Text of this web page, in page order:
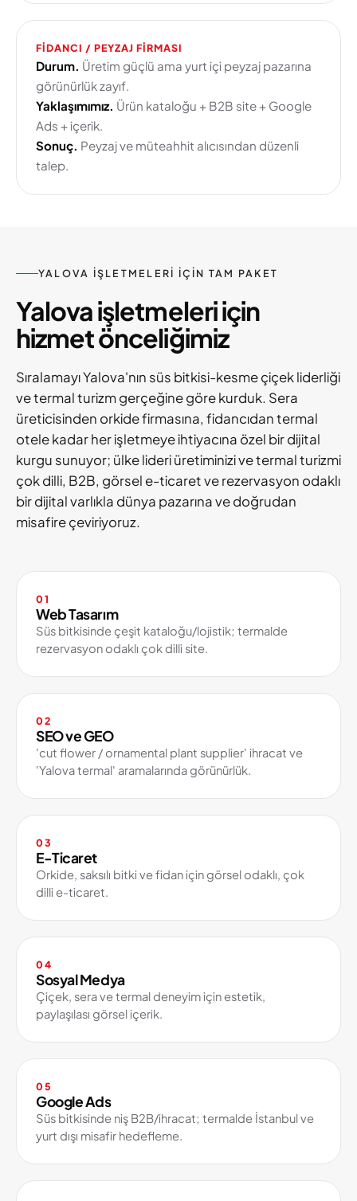
FIDANCI / PEYZAJ FIRMASI
Durum. Üretim güçlü ama yurt içi peyzaj pazarına
görünürlük zayıf.
Yaklaşımımız. Ürün kataloğu + B2B site + Google
Ads + içerik.
Sonuç. Peyzaj ve müteahhit alıcısından düzenli
talep.
YALOVA IŞLETMELERI IÇIN TAM PAKET
Yalova işletmeleri için
hizmet önceliğimiz
Sıralamayı Yalova'nın süs bitkisi-kesme çiçek liderliği
ve termal turizm gerçeğine göre kurduk. Sera
üreticisinden orkide firmasına, fidancıdan termal
otele kadar her işletmeye ihtiyacına özel bir dijital
kurgu sunuyor; ülke lideri üretiminizi ve termal turizmi
çok dilli, B2B, görsel e-ticaret ve rezervasyon odaklı
bir dijital varlıkla dünya pazarına ve doğrudan
misafire çeviriyoruz.
01
Web Tasarım
Süs bitkisinde çeşit kataloğu/lojistik; termalde
rezervasyon odaklı çok dilli site.
02
SEO ve GEO
'cut flower / ornamental plant supplier' ihracat ve
'Yalova termal' aramalarında görünürlük.
03
E-Ticaret
Orkide, saksılı bitki ve fidan için görsel odaklı, çok
dilli e-ticaret.
04
Sosyal Medya
Çiçek, sera ve termal deneyim için estetik,
paylaşılası görsel içerik.
05
Google Ads
Süs bitkisinde niş B2B/ihracat; termalde İstanbul ve
yurt dışı misafir hedefleme.